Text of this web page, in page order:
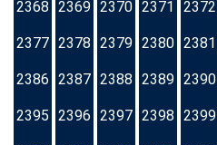
2368 2369 2370 2371 2372
2377 2378 2379 2380 2381
2386 2387 2388 2389 2390
2395 2396 2397 2398 2399